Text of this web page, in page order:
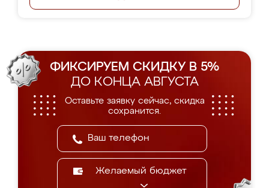
ФИКСИРУЕМ СКИДКУ В 5%
ДО КОНЦА АВГУСТА
Оставьте заявку сейчас, скидка
сохранится.
Желаемый бюджет